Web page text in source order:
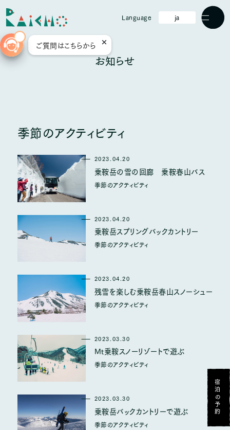
Language ja
ホーム
部屋
食事
温泉
設備
乗鞍のアクティビティ
よくある質問
アクセス
お知らせ
お問い合わせ
宿泊のご予約
ツアー・プラン・サービスのご予約
宿泊の予約
お知らせ
季節のアクティビティ
2023.04.20
乗鞍岳の雪の回廊 乗鞍春山バス
季節のアクティビティ
2023.04.20
乗鞍岳スプリングバックカントリー
季節のアクティビティ
2023.04.20
残雪を楽しむ乗鞍岳春山スノーシュー
季節のアクティビティ
2023.03.30
Mt乗鞍スノーリゾートで遊ぶ
季節のアクティビティ
2023.03.30
乗鞍岳バックカントリーで遊ぶ
季節のアクティビティ
ご質問はこちらから